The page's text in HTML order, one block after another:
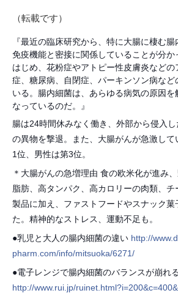
（転載です）
『最近の臨床研究から、特に大腸に棲む
免疫機能と密接に関係していることが分
はじめ、花粉症やアトピー性皮膚炎など
症、糖尿病、自閉症、パーキンソン病な
いる。腸内細菌は、あらゆる病気の原因を
なっているのだ。』
腸は24時間休みなく働き、外部から侵入
の異物を撃退。また、大腸がんが急激し
1位、男性は第3位。
＊大腸がんの急増理由 食の欧米化が進み
脂肪、高タンパク、高カロリーの肉類、
製品に加え、ファストフードやスナック菓
た。精神的なストレス、運動不足も。
●乳児と大人の腸内細菌の違い http://
pharm.com/info/mitsuoka/6271/
●電子レンジで腸内細菌のバランスが崩れ
http://www.rui.jp/